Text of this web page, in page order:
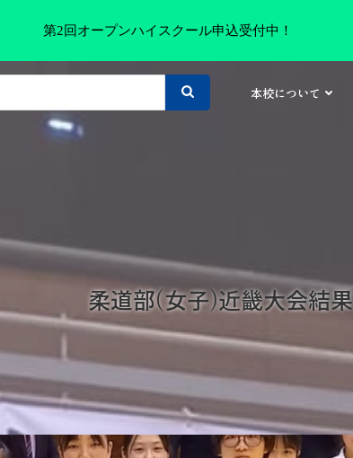
本校について
柔道部(女子)近畿大会結果
第2回オープンハイスクール申込受付中！